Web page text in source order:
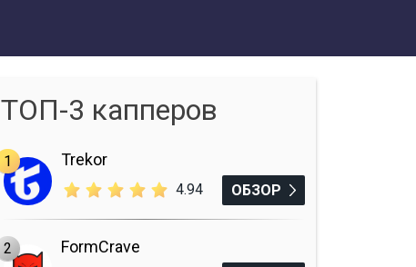
ТОП-3 капперов
1 Trekor
4.94 ОБЗОР
2 FormCrave